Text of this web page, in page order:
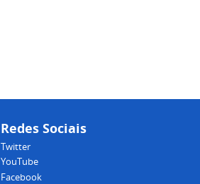
Redes Sociais
Twitter
YouTube
Facebook